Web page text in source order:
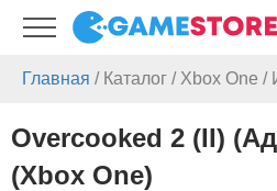
Главная / Каталог / Xbox One /
Overcooked 2 (II)
(Xbox One)